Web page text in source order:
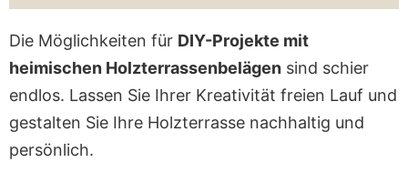
Die Möglichkeiten für DIY-Projekte mit
heimischen Holzterrassenbelägen sind schier
endlos. Lassen Sie Ihrer Kreativität freien Lauf und
gestalten Sie Ihre Holzterrasse nachhaltig und
persönlich.